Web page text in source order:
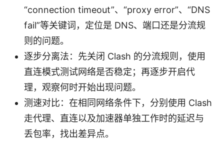
“connection timeout”、“proxy error”、“DNS
fail”等关键词，定位是 DNS、端口还是分流规
则的问题。
逐步分离法：先关闭 Clash 的分流规则，使用
直连模式测试网络是否稳定；再逐步开启代
理，观察何时开始出现问题。
测速对比：在相同网络条件下，分别使用 Clash
走代理、直连以及加速器单独工作时的延迟与
丢包率，找出差异点。